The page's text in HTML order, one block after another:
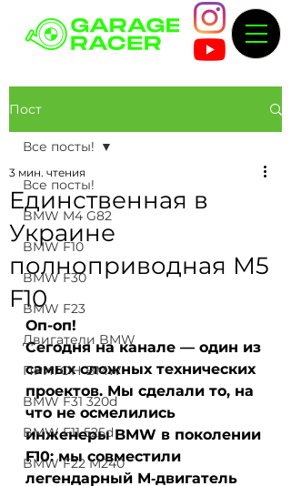
Пост
Все посты!
BMW M4 G82
BMW F10
BMW F30
BMW F23
Двигатели BMW
ПРИГОН BMW
BMW F31 320d
BMW F11 525d
BMW F22 M240
Все посты!
Единственная в
Украине
полноприводная М5
F10
3 мин. чтения
Оп-оп!
Сегодня на канале — один из
самых сложных технических
проектов. Мы сделали то, на
что не осмелились
инженеры BMW в поколении
F10: мы совместили
легендарный М‑двигатель